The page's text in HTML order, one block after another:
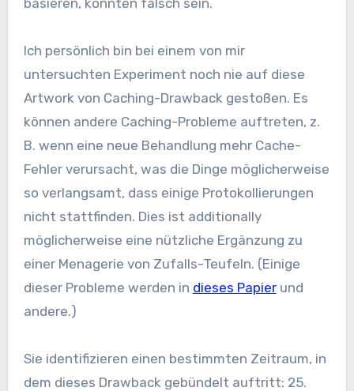
Ich persönlich bin bei einem von mir
untersuchten Experiment noch nie auf diese
Artwork von Caching-Drawback gestoßen. Es
können andere Caching-Probleme auftreten, z.
B. wenn eine neue Behandlung mehr Cache-
Fehler verursacht, was die Dinge möglicherweise
so verlangsamt, dass einige Protokollierungen
nicht stattfinden. Dies ist additionally
möglicherweise eine nützliche Ergänzung zu
einer Menagerie von Zufalls-Teufeln. (Einige
dieser Probleme werden in dieses Papierund
andere.)
Sie identifizieren einen bestimmten Zeitraum, in
dem dieses Drawback gebündelt auftritt: 25.